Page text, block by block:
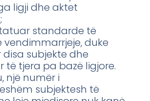
ligji dhe aktet
standarde të
vendimmarrjeje, duke
disa subjekte dhe
të tjera pa bazë ligjore.
një numër i
subjektesh të